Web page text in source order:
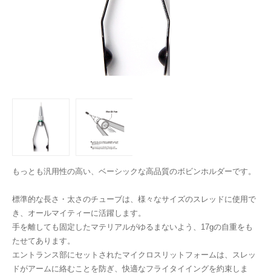
もっとも汎用性の高い、ベーシックな高品質のボビンホルダーです。
標準的な長さ・太さのチューブは、様々なサイズのスレッドに使用で
き、オールマイティーに活躍します。
手を離しても固定したマテリアルがゆるまないよう、17gの自重をも
たせてあります。
エントランス部にセットされたマイクロスリットフォームは、スレッ
ドがアームに絡むことを防ぎ、快適なフライタイイングを約束しま